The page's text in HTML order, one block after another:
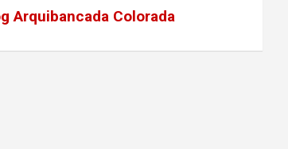
Arquibancada Colorada